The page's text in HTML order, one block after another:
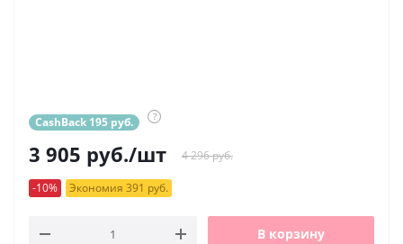
CashBack 195 руб. ?
3 905 руб./шт 4 296 руб.
-10% Экономия 391 руб.
В корзину